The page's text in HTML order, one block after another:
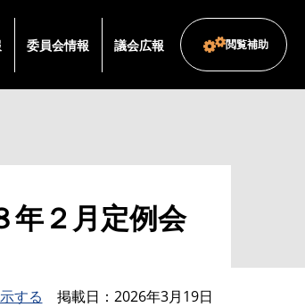
委員会情報 議会広報 閲覧補助
２月定例会
する 掲載日 2026年3月19日